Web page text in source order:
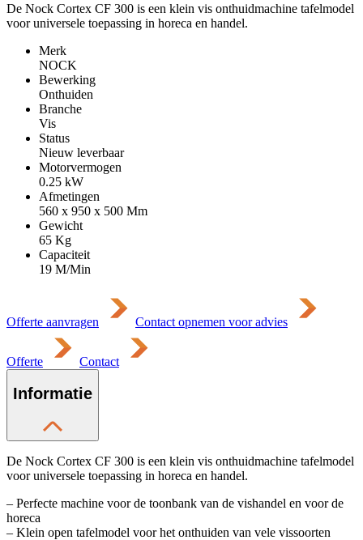
De Nock Cortex CF 300 is een klein vis onthuidmachine tafelmodel
voor universele toepassing in horeca en handel.
Merk
NOCK
Bewerking
Onthuiden
Branche
Vis
Status
Nieuw leverbaar
Motorvermogen
0.25 kW
Afmetingen
560 x 950 x 500 Mm
Gewicht
65 Kg
Capaciteit
19 M/Min
Offerte aanvragen Contact opnemen voor advies
Offerte Contact
Informatie
De Nock Cortex CF 300 is een klein vis onthuidmachine tafelmodel
voor universele toepassing in horeca en handel.
– Perfecte machine voor de toonbank van de vishandel en voor de
horeca
– Klein open tafelmodel voor het onthuiden van vele vissoorten